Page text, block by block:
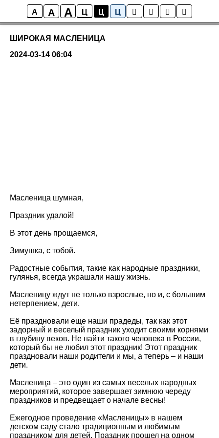
A A A Ц Ц Ц
Белоснежка
ШИРОКАЯ МАСЛЕНИЦА
2024-03-14 06:04
Масленица шумная,
Праздник удалой!
В этот день прощаемся,
Зимушка, с тобой.
Радостные события, такие как народные праздники,
гулянья, всегда украшали нашу жизнь.
Масленицу ждут не только взрослые, но и, с большим
нетерпением, дети.
Её праздновали еще наши прадеды, так как этот
задорный и веселый праздник уходит своими корнями
в глубину веков. Не найти такого человека в России,
который бы не любил этот праздник! Этот праздник
праздновали наши родители и мы, а теперь – и наши
дети.
Масленица – это один из самых веселых народных
мероприятий, которое завершает зимнюю череду
праздников и предвещает о начале весны!
Ежегодное проведение «Масленицы» в нашем
детском саду стало традиционным и любимым
праздником для детей. Праздник прошел на одном